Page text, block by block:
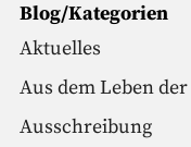
Blog/Kategorien
Aktuelles
Aus dem Leben
Ausschreibung